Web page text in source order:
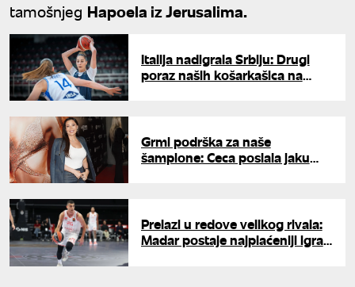
tamošnjeg Hapoela iz Jerusalima.
Italija nadigrala Srbiju: Drugi
poraz naših košarkašica na
Grmi podrška za naše
šampione: Ceca poslala jaku
Prelazi u redove velikog rivala:
Madar postaje najplaćeniji igrač